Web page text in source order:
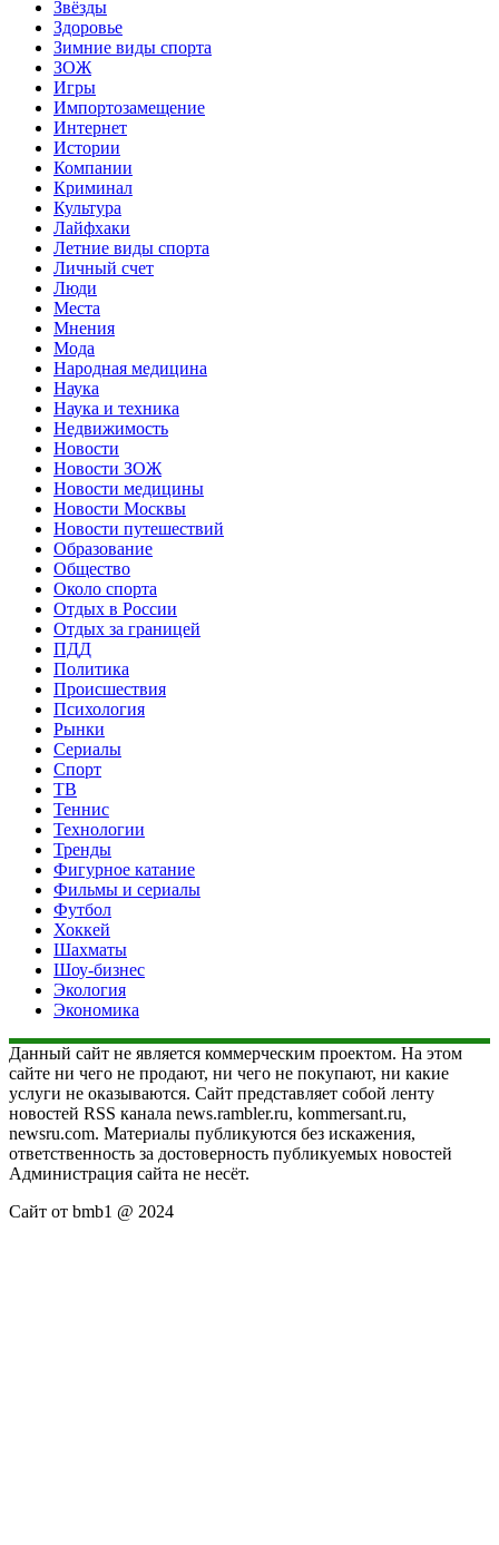
Звёзды
Здоровье
Зимние виды спорта
ЗОЖ
Игры
Импортозамещение
Интернет
Истории
Компании
Криминал
Культура
Лайфхаки
Летние виды спорта
Личный счет
Люди
Места
Мнения
Мода
Народная медицина
Наука
Наука и техника
Недвижимость
Новости
Новости ЗОЖ
Новости медицины
Новости Москвы
Новости путешествий
Образование
Общество
Около спорта
Отдых в России
Отдых за границей
ПДД
Политика
Происшествия
Психология
Рынки
Сериалы
Спорт
ТВ
Теннис
Технологии
Тренды
Фигурное катание
Фильмы и сериалы
Футбол
Хоккей
Шахматы
Шоу-бизнес
Экология
Экономика
Данный сайт не является коммерческим проектом. На этом
сайте ни чего не продают, ни чего не покупают, ни какие
услуги не оказываются. Сайт представляет собой ленту
новостей RSS канала news.rambler.ru, kommersant.ru,
newsru.com. Материалы публикуются без искажения,
ответственность за достоверность публикуемых новостей
Администрация сайта не несёт.
Сайт от bmb1 @ 2024